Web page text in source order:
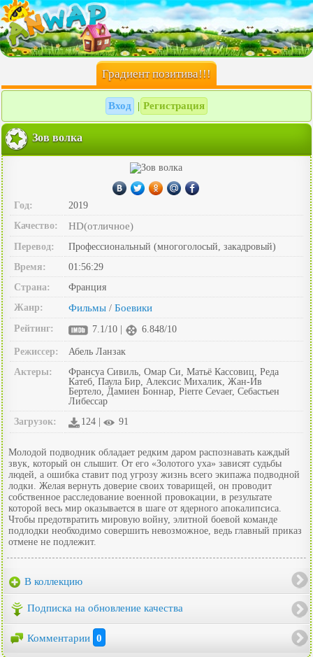
Градиент позитива!!!
Вход Регистрация
Зов волка
Год:
2019
Качество:
HD(отличное)
Перевод:
Профессиональный (многоголосый, закадровый)
Время:
01:56:29
Страна:
Франция
Жанр:
Фильмы / Боевики
Рейтинг: 7.1/10 | 6.848/10
Режиссер:
Абель Ланзак
Актеры:
Франсуа Сивиль, Омар Си, Матьё Кассовиц, Реда
Катеб, Паула Бир, Алексис Михалик, Жан-Ив
Бертело, Дамиен Боннар, Pierre Cevaer, Себастьен
Либессар
Загрузок:
124 | 91
Молодой подводник обладает редким даром распознавать каждый
звук, который он слышит. От его «Золотого уха» зависят судьбы
людей, а ошибка ставит под угрозу жизнь всего экипажа подводной
лодки. Желая вернуть доверие своих товарищей, он проводит
собственное расследование военной провокации, в результате
которой весь мир оказывается в шаге от ядерного апокалипсиса.
Чтобы предотвратить мировую войну, элитной боевой команде
подлодки необходимо совершить невозможное, ведь главный приказ
отмене не подлежит.
В коллекцию
Подписка на обновление качества
Комментарии 0